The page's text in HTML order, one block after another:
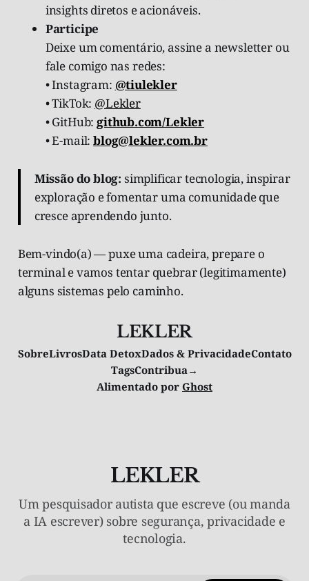
insights diretos e acionáveis.
Participe
Deixe um comentário, assine a newsletter ou
fale comigo nas redes:
• Instagram: @tiulekler
• TikTok: @Lekler
• GitHub:github.com/Lekler
• E-mail:blog@lekler.com.br
Missão do blog: simplificar tecnologia, inspirar
exploração e fomentar uma comunidade que
cresce aprendendo junto.
Bem-vindo(a) — puxe uma cadeira, prepare o
terminal e vamos tentar quebrar (legitimamente)
alguns sistemas pelo caminho.
LEKLER
SobreLivrosData DetoxDados & PrivacidadeContato
TagsContribua→
Alimentado por Ghost
LEKLER
Um pesquisador autista que escreve (ou manda
a IA escrever) sobre segurança, privacidade e
tecnologia.